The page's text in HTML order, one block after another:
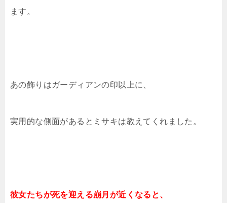
ます。
あの飾りはガーディアンの印以上に、
実用的な側面があるとミサキは教えてくれました。
彼女たちが死を迎える崩月が近くなると、